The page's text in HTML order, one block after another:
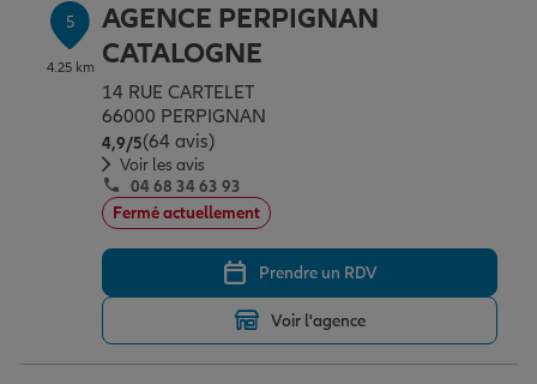
5
4.25 km
AGENCE PERPIGNAN
CATALOGNE
14 RUE CARTELET
66000 PERPIGNAN
4,9/5Note de 4.9 sur 5
(64 avis)
Voir les avis
04 68 34 63 93
Fermé actuellement
Prendre un RDV
Voir l'agence